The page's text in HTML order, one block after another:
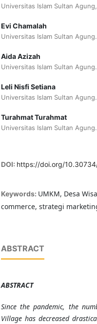
Universitas Islam Sultan
Evi Chamalah
Universitas Islam Sultan
Aida Azizah
Universitas Islam Sultan
Leli Nisfi Setiana
Universitas Islam Sultan
Turahmat Turahmat
Universitas Islam Sultan
DOI: https://doi.org/
Keywords: UMKM, Desa
commerce, strategi
ABSTRACT
ABSTRACT
Since the pandemic, the
Village has decreased